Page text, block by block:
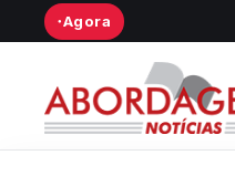
● Agora